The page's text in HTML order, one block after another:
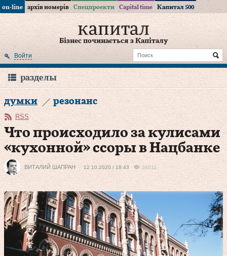
on-line архів номерів Спецпроекти Capital time Капитал 500
Бізнес починається з Капіталу
Войти
разделы
думки резонанс
RSS
Что происходило за кулисами
«кухонной» ссоры в Нацбанке
ВИТАЛИЙ ШАПРАН 12.10.2020 / 18:43 34011